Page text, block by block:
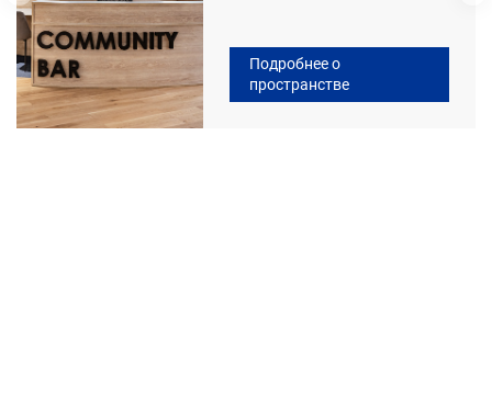
Подробнее о
пространстве